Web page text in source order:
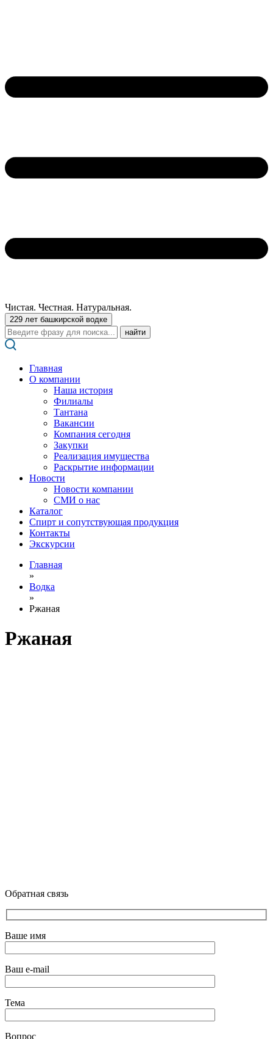
Чистая. Честная. Натуральная.
229 лет башкирской водке
Поиск:
Главная
О компании
Наша история
Филиалы
Тантана
Вакансии
Компания сегодня
Закупки
Реализация имущества
Раскрытие информации
Новости
Новости компании
СМИ о нас
Каталог
Спирт и сопутствующая продукция
Контакты
Экскурсии
Главная
»
Водка
»
Ржаная
Ржаная
Обратная связь
Ваше имя
Ваш e-mail
Тема
Вопрос